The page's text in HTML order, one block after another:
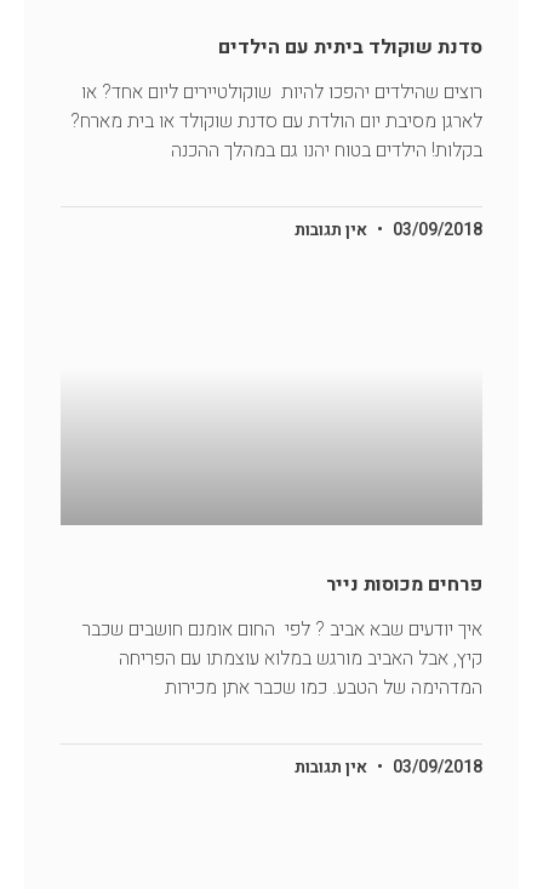
סדנת שוקולד ביתית עם הילדים
רוצים שהילדים יהפכו להיות שוקולטיירים ליום אחד? או
לארגן מסיבת יום הולדת עם סדנת שוקולד או בית מארח?
בקלות! הילדים בטוח יהנו גם במהלך ההכנה
03/09/2018 אין תגובות
פרחים מכוסות נייר
איך יודעים שבא אביב ? לפי החום אומנם חושבים שכבר
קיץ, אבל האביב מורגש במלוא עוצמתו עם הפריחה
המדהימה של הטבע. כמו שכבר אתן מכירות
03/09/2018 אין תגובות